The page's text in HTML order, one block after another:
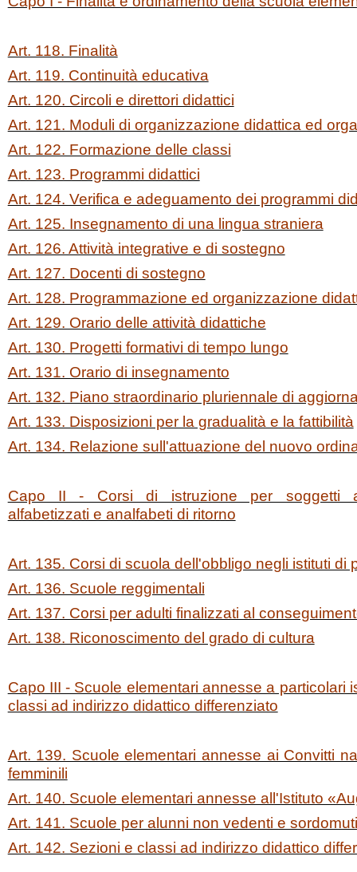
Art. 118. Finalità
Art. 119. Continuità educativa
Art. 120. Circoli e direttori didattici
Art. 121. Moduli di organizzazione didattica ed
Art. 122. Formazione delle classi
Art. 123. Programmi didattici
Art. 124. Verifica e adeguamento dei programmi
Art. 125. Insegnamento di una lingua straniera
Art. 126. Attività integrative e di sostegno
Art. 127. Docenti di sostegno
Art. 128. Programmazione ed organizzazione
Art. 129. Orario delle attività didattiche
Art. 130. Progetti formativi di tempo lungo
Art. 131. Orario di insegnamento
Art. 132. Piano straordinario pluriennale di
Art. 133. Disposizioni per la gradualità e la fattibilità
Art. 134. Relazione sull'attuazione del nuovo
Capo II - Corsi di istruzione per soggetti
alfabetizzati e analfabeti di ritorno
Art. 135. Corsi di scuola dell'obbligo negli istituti di
Art. 136. Scuole reggimentali
Art. 137. Corsi per adulti finalizzati al
Art. 138. Riconoscimento del grado di cultura
Capo III - Scuole elementari annesse a particolari
classi ad indirizzo didattico differenziato
Art. 139. Scuole elementari annesse ai Convitti
femminili
Art. 140. Scuole elementari annesse all'Istituto
Art. 141. Scuole per alunni non vedenti e sordomuti
Art. 142. Sezioni e classi ad indirizzo didattico